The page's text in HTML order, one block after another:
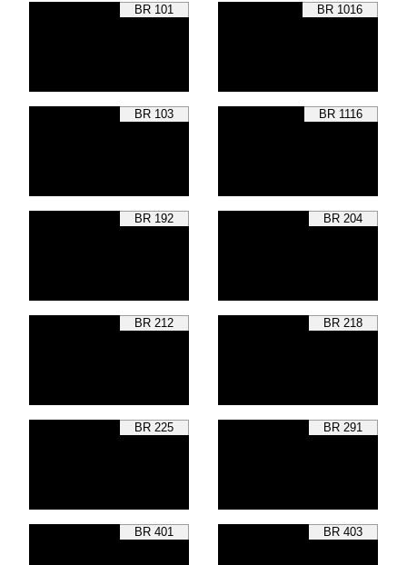
BR 101 BR 1016
BR 103 BR 1116
BR 192 BR 204
BR 212 BR 218
BR 225 BR 291
BR 401 BR 403